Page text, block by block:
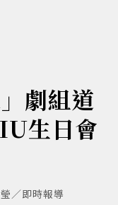
劇組道
生日會
／即時報導